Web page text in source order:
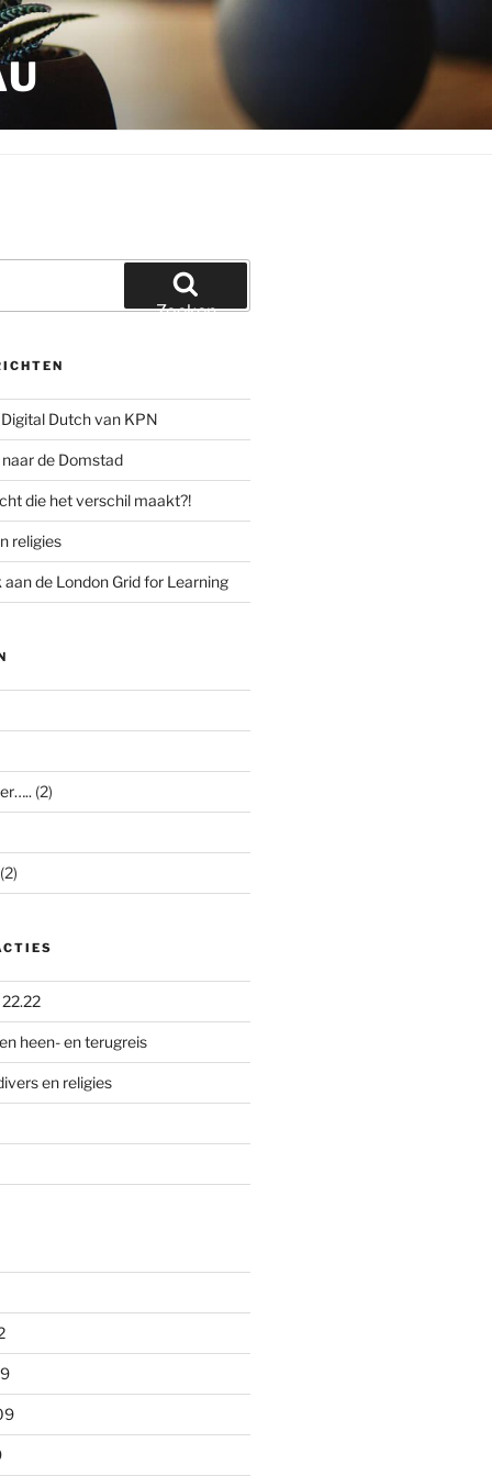
Zoeken
Dutch van KPN
de Domstad
die het verschil maakt?!
religies
de London Grid for Learning
(2)
22.22
heen- en terugreis
en religies